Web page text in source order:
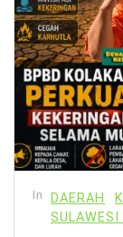
In DAERAH